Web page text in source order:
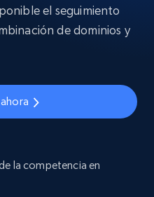
el seguimiento
de dominios y
la competencia en